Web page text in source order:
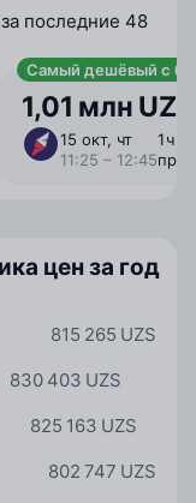
последние 48
Самый дешёвый с
1,01 млн UZS
15 окт, чт
11:25 – 12:45
1 ⁠ч
цен за год
815 265 UZS
830 403 UZS
825 163 UZS
802 747 UZS